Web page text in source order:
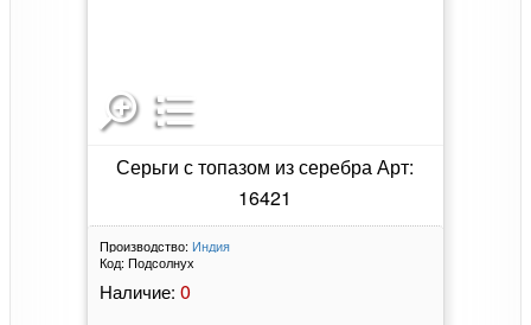
Серьги с топазом из серебра Арт:
16421
Производство: Индия
Код: Подсолнух
Наличие: 0